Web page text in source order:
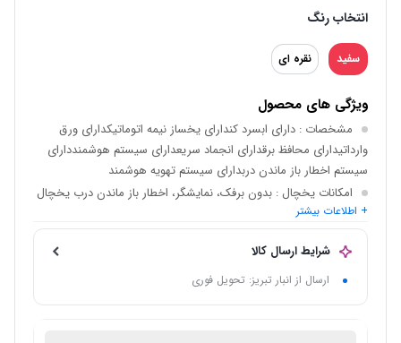
انتخاب رنگ
سفید نقره ای
ویژگی های محصول
مشخصات : دارای ابسرد کندارای یخساز نیمه اتوماتیکدارای ورق
وارداتیدارای محافظ برقدارای انجماد سریعدارای سیستم هوشمنددارای
سیستم اخطار باز ماندن دربدارای سیستم تهویه هوشمند
امکانات یخچال : بدون برفک، نمایشگر، اخطار باز ماندن درب یخچال
، آبسردکن ، فیلتر تصفیه آب ، لامپ یخچالّ
نمودار مصرف انرژی: B
وزن کالا: 80 کیلوگرم
+ اطلاعات بیشتر
شرایط ارسال کالا
ارسال از انبار تبریز: تحویل فوری